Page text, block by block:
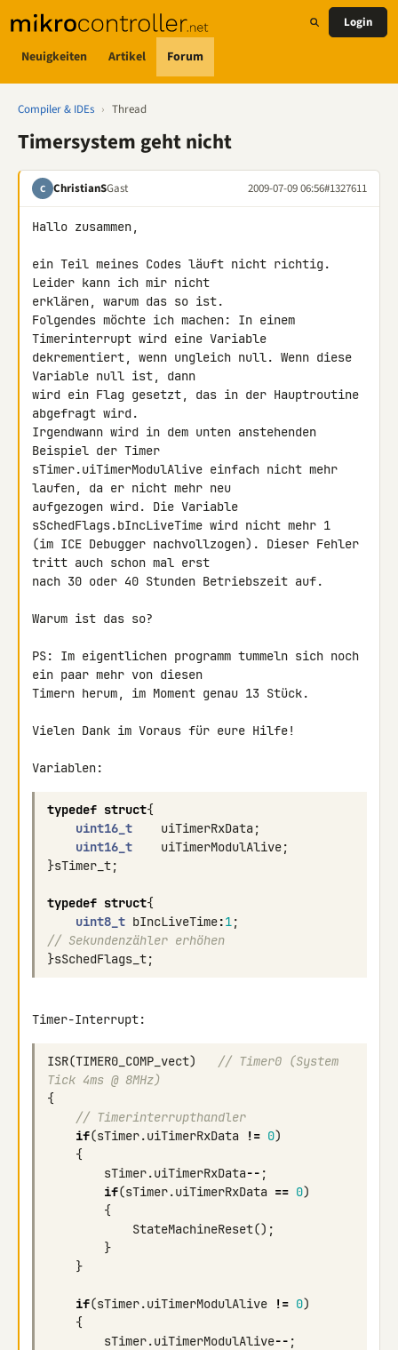
Neuigkeiten Artikel Forum
Login
Compiler & IDEs › Thread
Timersystem geht nicht
C ChristianSGast 2009-07-09 06:56#1327611
Hallo zusammen,
ein Teil meines Codes läuft nicht richtig.
Leider kann ich mir nicht
erklären, warum das so ist.
Folgendes möchte ich machen: In einem
Timerinterrupt wird eine Variable
dekrementiert, wenn ungleich null. Wenn diese
Variable null ist, dann
wird ein Flag gesetzt, das in der Hauptroutine
abgefragt wird.
Irgendwann wird in dem unten anstehenden
Beispiel der Timer
sTimer.uiTimerModulAlive einfach nicht mehr
laufen, da er nicht mehr neu
aufgezogen wird. Die Variable
sSchedFlags.bIncLiveTime wird nicht mehr 1
(im ICE Debugger nachvollzogen). Dieser Fehler
tritt auch schon mal erst
nach 30 oder 40 Stunden Betriebszeit auf.
Warum ist das so?
PS: Im eigentlichen programm tummeln sich noch
ein paar mehr von diesen
Timern herum, im Moment genau 13 Stück.
Vielen Dank im Voraus für eure Hilfe!
Variablen:
typedef struct{
uint16_t
uiTimerRxData;
uint16_t
uiTimerModulAlive;
}sTimer_t;
typedef struct{
uint8_t bIncLiveTime:1;
// Sekundenzähler erhöhen
}sSchedFlags_t;
Timer-Interrupt:
ISR(TIMER0_COMP_vect)
// Timer0 (System
Tick 4ms @ 8MHz)
{
// Timerinterrupthandler
if(sTimer.uiTimerRxData != 0)
{
sTimer.uiTimerRxData-- ;
if(sTimer.uiTimerRxData == 0)
{
StateMachineReset();
}
}
if(sTimer.uiTimerModulAlive != 0)
{
sTimer.uiTimerModulAlive-- ;